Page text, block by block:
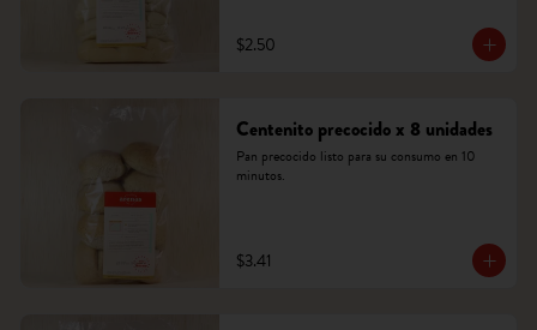
$2.50
Centenito precocido x 8 unidades
Pan precocido listo para su consumo en 10
minutos.
$3.41